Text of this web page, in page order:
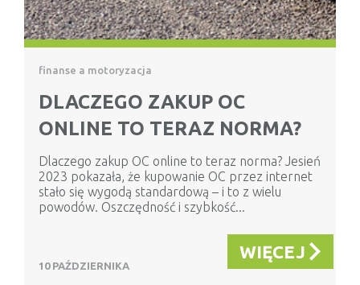
finanse a motoryzacja
DLACZEGO ZAKUP OC
ONLINE TO TERAZ NORMA?
Dlaczego zakup OC online to teraz norma? Jesień
2023 pokazała, że kupowanie OC przez internet
stało się wygodą standardową – i to z wielu
powodów. Oszczędność i szybkość...
10 PAŹDZIERNIKA
WIĘCEJ